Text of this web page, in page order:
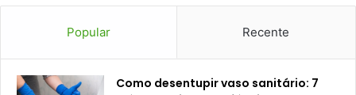
Popular Recente
Como desentupir vaso sanitário: 7